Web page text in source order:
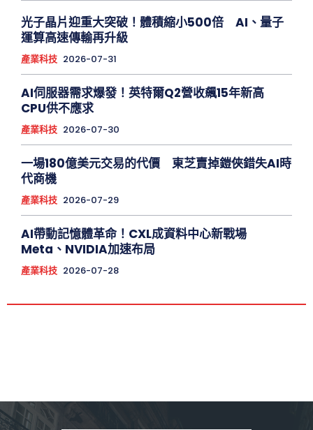
光子晶片迎重大突破！體積縮小500倍 AI、量子
運算高速傳輸再升級
產業科技 2026-07-31
AI伺服器需求爆發！英特爾Q2營收飆15年新高
CPU供不應求
產業科技 2026-07-30
一場180億美元交易的代價 東芝賣掉鎧俠錯失AI時
代商機
產業科技 2026-07-29
AI帶動記憶體革命！CXL成資料中心新戰場
Meta、NVIDIA加速布局
產業科技 2026-07-28